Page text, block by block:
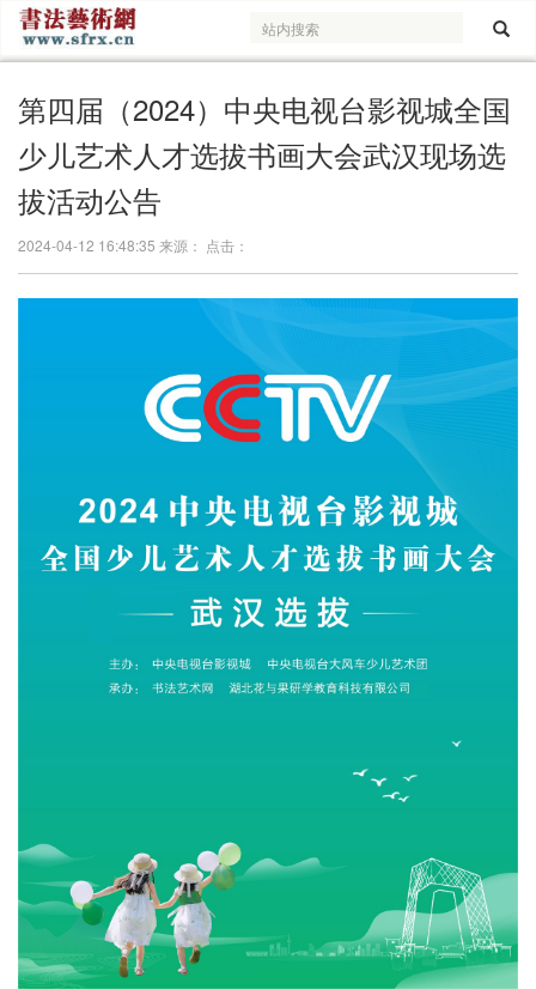
第四届（2024）中央电视台影视城全国
少儿艺术人才选拔书画大会武汉现场选
拔活动公告
2024-04-12 16:48:35 来源： 点击：